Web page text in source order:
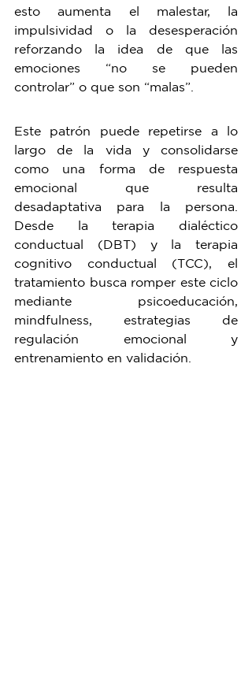
esto aumenta el malestar, la
impulsividad o la desesperación
reforzando la idea de que las
emociones “no se pueden
controlar” o que son “malas”.
Este patrón puede repetirse a lo
largo de la vida y consolidarse
como una forma de respuesta
emocional que resulta
desadaptativa para la persona.
Desde la terapia dialéctico
conductual (DBT) y la terapia
cognitivo conductual (TCC), el
tratamiento busca romper este ciclo
mediante psicoeducación,
mindfulness, estrategias de
regulación emocional y
entrenamiento en validación.